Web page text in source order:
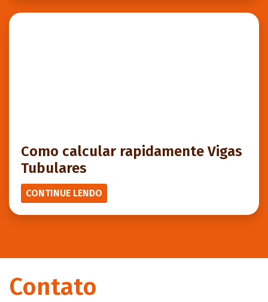
Como calcular rapidamente Vigas
Tubulares
CONTINUE LENDO
Contato